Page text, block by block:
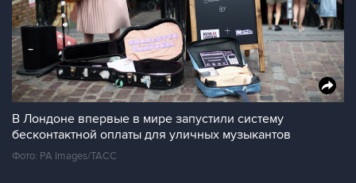
В Лондоне впервые в мире запустили систему
бесконтактной оплаты для уличных музыкантов
Фото: PA Images/ТАСС